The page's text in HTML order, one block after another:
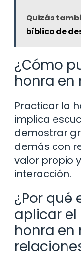
Quizás
bíblico de
¿Cómo
honra en
Practicar la
implica
demostrar
demás con
valor propio
interacción.
¿Por qué
aplicar
honra en